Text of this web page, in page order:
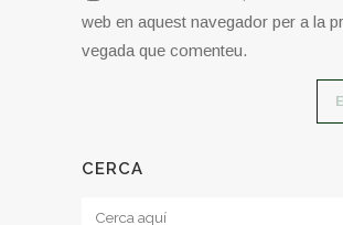
web en aquest navegador per a la
vegada que comenteu.
CERCA